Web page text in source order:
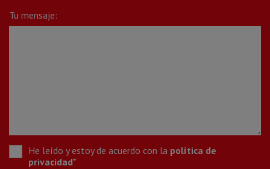
Tu mensaje:
He leído y estoy de acuerdo con la política de
privacidad*